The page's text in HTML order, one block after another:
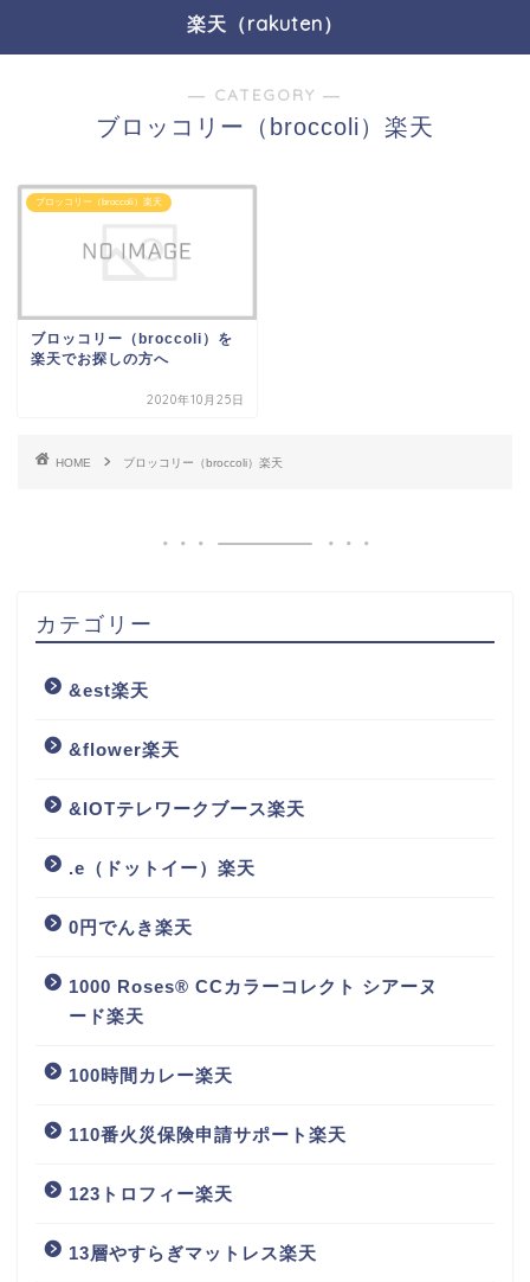
楽天（rakuten）
― CATEGORY ―
ブロッコリー（broccoli）楽天
ブロッコリー（broccoli）楽天
ブロッコリー（broccoli）を
楽天でお探しの方へ
2020年10月25日
HOME ブロッコリー（broccoli）楽天
カテゴリー
&est楽天
&flower楽天
&IOTテレワークブース楽天
.e（ドットイー）楽天
0円でんき楽天
1000 Roses® CCカラーコレクト シアーヌ
ード楽天
100時間カレー楽天
110番火災保険申請サポート楽天
123トロフィー楽天
13層やすらぎマットレス楽天